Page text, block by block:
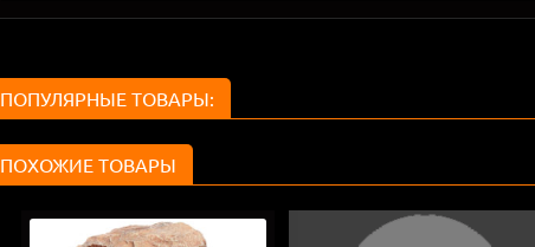
ПОПУЛЯРНЫЕ ТОВАРЫ:
ПОХОЖИЕ ТОВАРЫ